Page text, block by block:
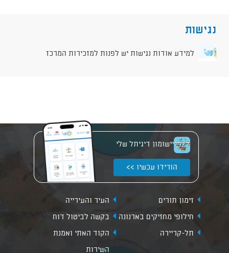
נגישות
למידע אודות נגישות יש לפנות למזכירות המרכז
יישומון דיגיתל שלי
הורידו עכשיו >>
זימון תורים
העיר והעירייה
חילופי מחזיקים בארנונה
בקשה לביטול דוח
תל-קריירה
הקוד האתי ואמנת
השירות